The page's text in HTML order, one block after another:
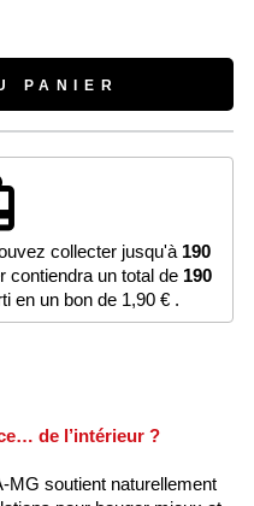
PANIER
collecter jusqu'à 190
contiendra un total de 190
en un bon de 1,90 € .
de l’intérieur ?
MG soutient naturellement